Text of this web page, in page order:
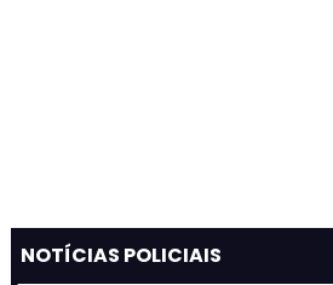
NOTÍCIAS POLICIAIS